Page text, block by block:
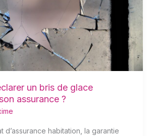
un bris de glace
assurance ?
d’assurance habitation, la garantie